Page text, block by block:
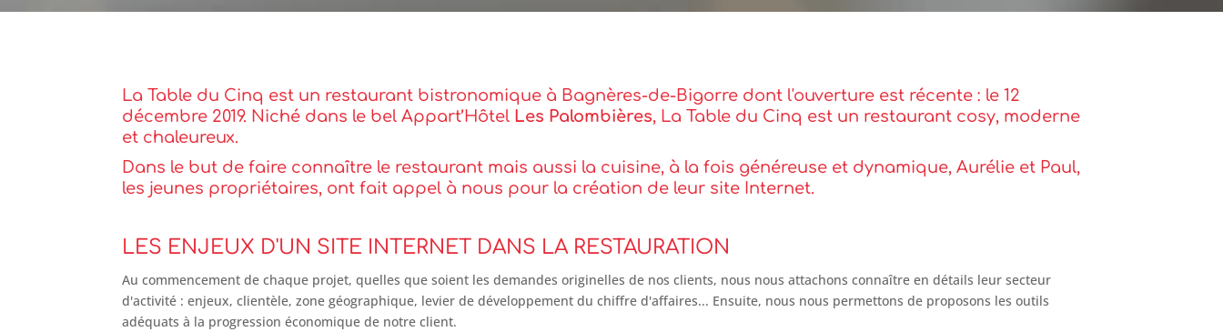
La Table du Cinq est un restaurant bistronomique à Bagnères-de-Bigorre dont l'ouverture est récente : le 12
décembre 2019. Niché dans le bel Appart’Hôtel Les Palombières, La Table du Cinq est un restaurant cosy, moderne
et chaleureux.
Dans le but de faire connaître le restaurant mais aussi la cuisine, à la fois généreuse et dynamique, Aurélie et Paul,
les jeunes propriétaires, ont fait appel à nous pour la création de leur site Internet.
LES ENJEUX D'UN SITE INTERNET DANS LA RESTAURATION
Au commencement de chaque projet, quelles que soient les demandes originelles de nos clients, nous nous attachons connaître en détails leur secteur
d'activité : enjeux, clientèle, zone géographique, levier de développement du chiffre d'affaires... Ensuite, nous nous permettons de proposons les outils
adéquats à la progression économique de notre client.